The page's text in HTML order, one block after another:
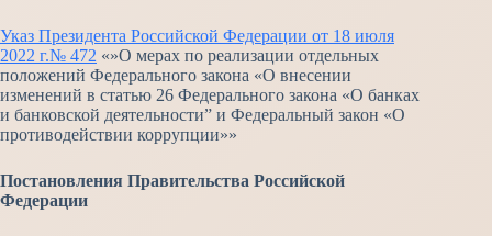
Указ Президента Российской Федерации от 18 июля
2022 г.№ 472 «»О мерах по реализации отдельных
положений Федерального закона «О внесении
изменений в статью 26 Федерального закона «О банках
и банковской деятельности” и Федеральный закон «О
противодействии коррупции»»
Постановления Правительства Российской
Федерации